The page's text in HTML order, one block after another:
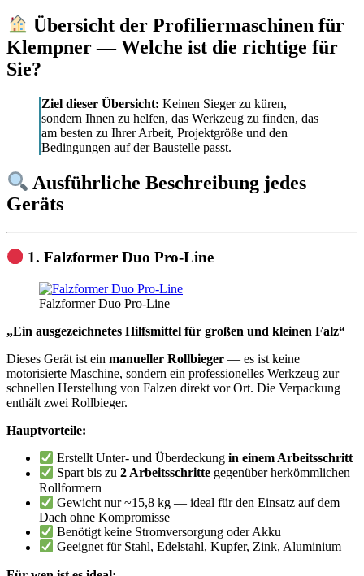
Übersicht der Profiliermaschinen für
Klempner — Welche ist die richtige für
Sie?
Ziel dieser Übersicht: Keinen Sieger zu küren,
sondern Ihnen zu helfen, das Werkzeug zu finden, das
am besten zu Ihrer Arbeit, Projektgröße und den
Bedingungen auf der Baustelle passt.
Ausführliche Beschreibung jedes
Geräts
1. Falzformer Duo Pro-Line
Falzformer Duo Pro-Line
„Ein ausgezeichnetes Hilfsmittel für großen und kleinen Falz“
Dieses Gerät ist ein manueller Rollbieger — es ist keine
motorisierte Maschine, sondern ein professionelles Werkzeug zur
schnellen Herstellung von Falzen direkt vor Ort. Die Verpackung
enthält zwei Rollbieger.
Hauptvorteile:
Erstellt Unter- und Überdeckungin einem Arbeitsschritt
Spart bis zu2 Arbeitsschritte gegenüber herkömmlichen
Rollformern
Gewicht nur ~15,8 kg — ideal für den Einsatz auf dem
Dach ohne Kompromisse
Benötigt keine Stromversorgung oder Akku
Geeignet für Stahl, Edelstahl, Kupfer, Zink, Aluminium